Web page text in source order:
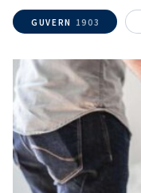
GUVERN 1903